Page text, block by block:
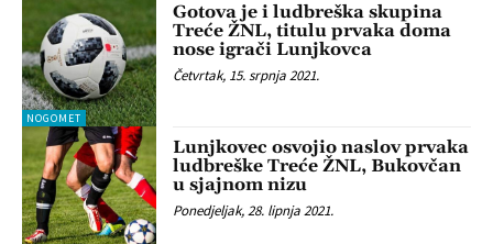
NOGOMET
Gotova je i ludbreška skupina
Treće ŽNL, titulu prvaka doma
nose igrači Lunjkovca
Četvrtak, 15. srpnja 2021.
Lunjkovec osvojio naslov prvaka
ludbreške Treće ŽNL, Bukovčan
u sjajnom nizu
Ponedjeljak, 28. lipnja 2021.